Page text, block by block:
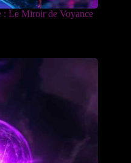
: Le Miroir de Voyance